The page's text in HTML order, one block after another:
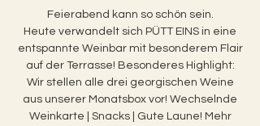
Feierabend kann so schön sein.
Heute verwandelt sich PÜTT EINS in eine
entspannte Weinbar mit besonderem Flair
auf der Terrasse! Besonderes Highlight:
Wir stellen alle drei georgischen Weine
aus unserer Monatsbox vor! Wechselnde
Weinkarte | Snacks | Gute Laune! Mehr